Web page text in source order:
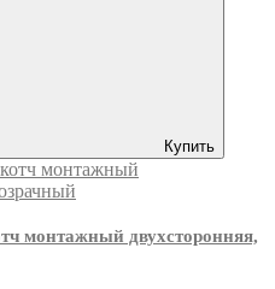
Купить
монтажный двухсторонняя,